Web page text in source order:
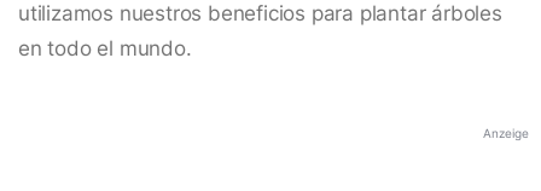
utilizamos nuestros beneficios para plantar árboles
en todo el mundo.
Anzeige